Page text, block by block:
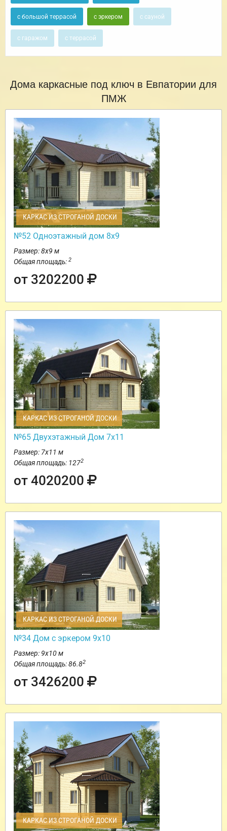
с большой террасой с эркером с сауной
с гаражом с террасой
Дома каркасные под ключ в Евпатории для
ПМЖ
КАРКАС ИЗ СТРОГАНОЙ ДОСКИ
№52 Одноэтажный дом 8х9
Размер: 8х9 м
Общая площадь: 2
от 3202200
КАРКАС ИЗ СТРОГАНОЙ ДОСКИ
№65 Двухэтажный Дом 7х11
Размер: 7х11 м
Общая площадь: 1272
от 4020200
КАРКАС ИЗ СТРОГАНОЙ ДОСКИ
№34 Дом с эркером 9х10
Размер: 9х10 м
Общая площадь: 86.82
от 3426200
КАРКАС ИЗ СТРОГАНОЙ ДОСКИ